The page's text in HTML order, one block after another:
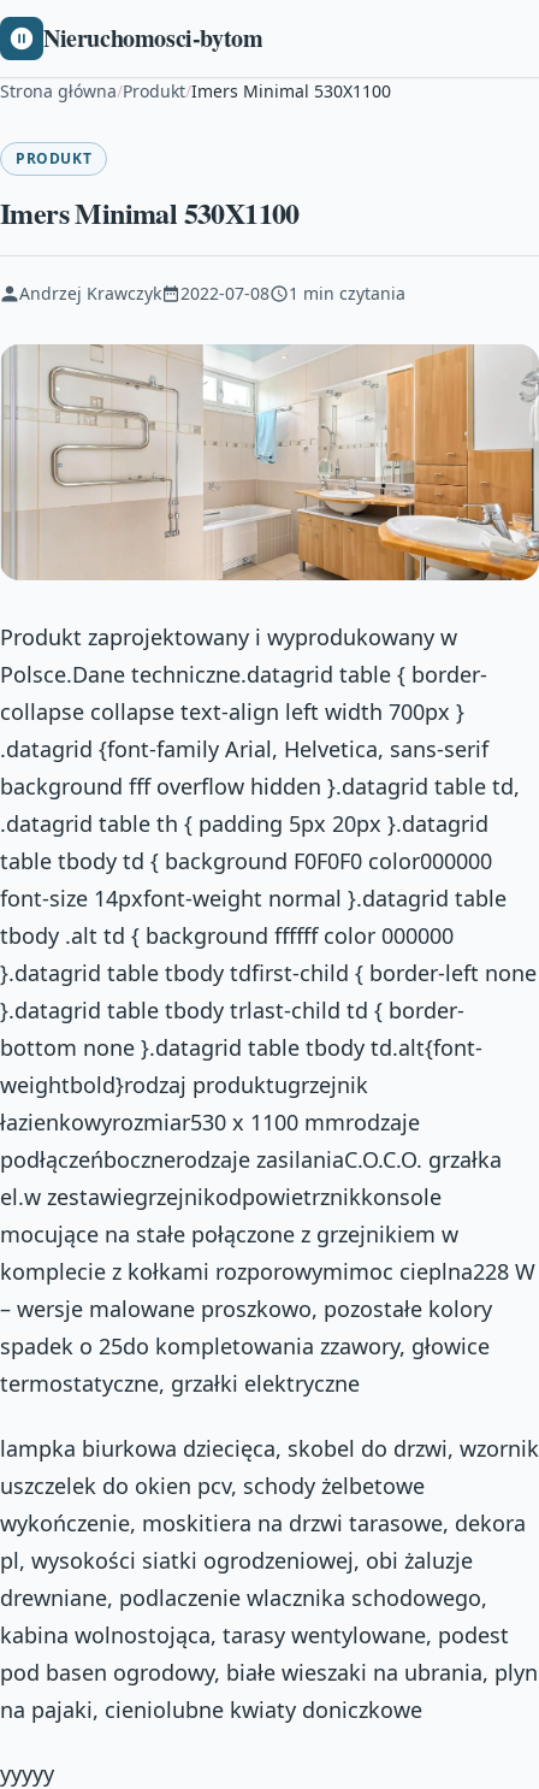
Nieruchomosci-bytom
Strona główna/Produkt/Imers Minimal 530X1100
PRODUKT
Imers Minimal 530X1100
Andrzej Krawczyk 2022-07-08 1 min czytania
Produkt zaprojektowany i wyprodukowany w
Polsce.Dane techniczne.datagrid table { border-
collapse collapse text-align left width 700px }
.datagrid {font-family Arial, Helvetica, sans-serif
background fff overflow hidden }.datagrid table td,
.datagrid table th { padding 5px 20px }.datagrid
table tbody td { background F0F0F0 color000000
font-size 14pxfont-weight normal }.datagrid table
tbody .alt td { background ffffff color 000000
}.datagrid table tbody tdfirst-child { border-left none
}.datagrid table tbody trlast-child td { border-
bottom none }.datagrid table tbody td.alt{font-
weightbold}rodzaj produktugrzejnik
łazienkowyrozmiar530 x 1100 mmrodzaje
podłączeńbocznerodzaje zasilaniaC.O.C.O. grzałka
el.w zestawiegrzejnikodpowietrznikkonsole
mocujące na stałe połączone z grzejnikiem w
komplecie z kołkami rozporowymimoc cieplna228 W
– wersje malowane proszkowo, pozostałe kolory
spadek o 25do kompletowania zzawory, głowice
termostatyczne, grzałki elektryczne
lampka biurkowa dziecięca, skobel do drzwi, wzornik
uszczelek do okien pcv, schody żelbetowe
wykończenie, moskitiera na drzwi tarasowe, dekora
pl, wysokości siatki ogrodzeniowej, obi żaluzje
drewniane, podlaczenie wlacznika schodowego,
kabina wolnostojąca, tarasy wentylowane, podest
pod basen ogrodowy, białe wieszaki na ubrania, plyn
na pajaki, cieniolubne kwiaty doniczkowe
yyyyy